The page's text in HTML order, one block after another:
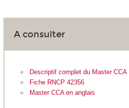
A consulter
Descriptif complet du Master CCA
Fiche RNCP 42356
Master CCA en anglais